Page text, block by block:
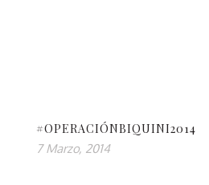
#OPERACIÓNBIQUINI2014
7 Marzo, 2014